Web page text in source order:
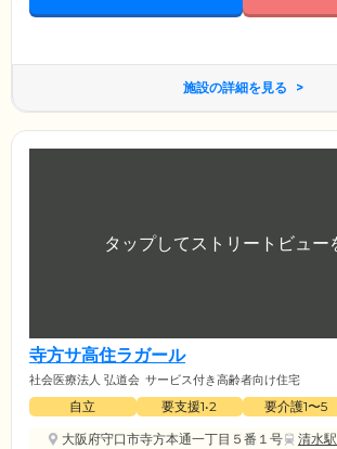
施設の詳細を見る
寺方サ高住ラガール
社会医療法人 弘道会 サービス付き高齢者向け住宅
自立 要支援1•2 要介護1〜5
大阪府守口市寺方本通一丁目５番１号
清水駅